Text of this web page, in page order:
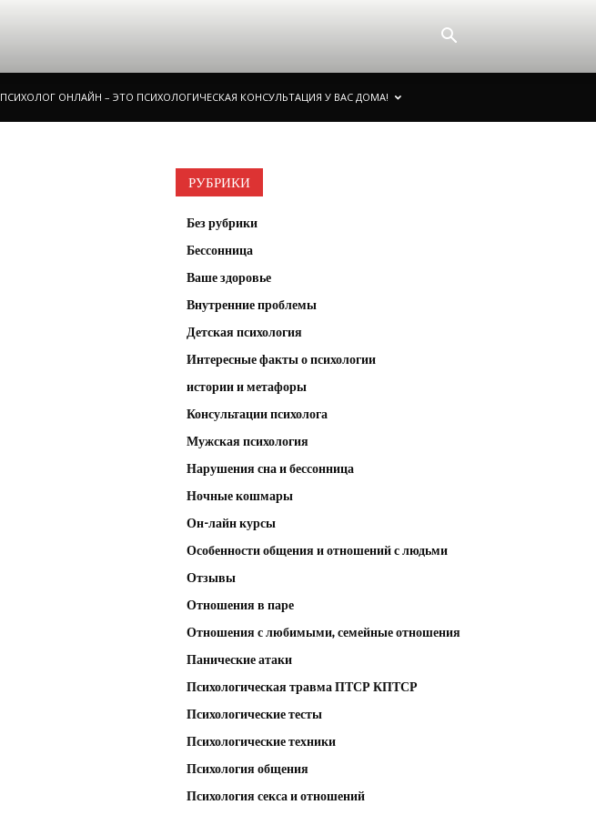
ПСИХОЛОГ ОНЛАЙН – ЭТО ПСИХОЛОГИЧЕСКАЯ КОНСУЛЬТАЦИЯ У ВАС ДОМА!
РУБРИКИ
Без рубрики
Бессонница
Ваше здоровье
Внутренние проблемы
Детская психология
Интересные факты о психологии
истории и метафоры
Консультации психолога
Мужская психология
Нарушения сна и бессонница
Ночные кошмары
Он-лайн курсы
Особенности общения и отношений с людьми
Отзывы
Отношения в паре
Отношения с любимыми, семейные отношения
Панические атаки
Психологическая травма ПТСР КПТСР
Психологические тесты
Психологические техники
Психология общения
Психология секса и отношений